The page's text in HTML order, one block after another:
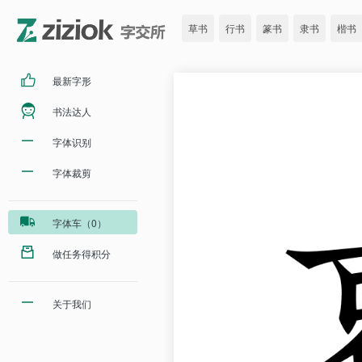
草书 行书 篆书 隶书 楷书
最新字形
书法达人
字体识别
字体裁剪
字体车（0）
做任务得积分
关于我们